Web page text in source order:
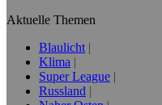
Aktuelle Themen
Blaulicht
Klima
Super League
Russland